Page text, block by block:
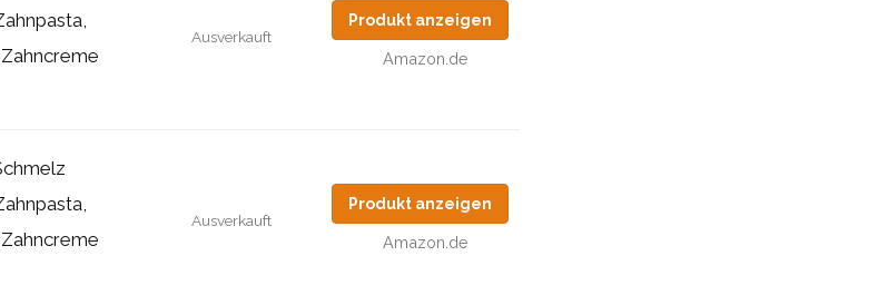
Ausverkauft
Produkt anzeigen
Amazon.de
Ausverkauft
Produkt anzeigen
Amazon.de